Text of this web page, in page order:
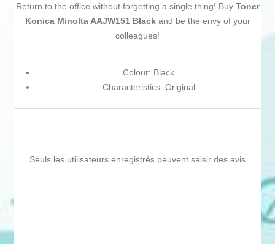
Return to the office without forgetting a single thing! Buy Toner
Konica Minolta AAJW151 Blackand be the envy of your
colleagues!
Colour: Black
Characteristics: Original
Seuls les utilisateurs enregistrés peuvent saisir des avis